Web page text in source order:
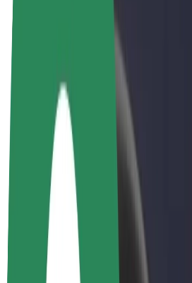
Bolt Food
Bolt Drive
Bolt for Business
Ηλεκτρικά ποδήλατα
Bolt Plus
Κερδίστε με Bolt
Οδηγοί
Απολαβές οδηγών